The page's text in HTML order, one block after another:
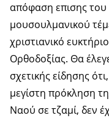
απόφαση επισης
μουσουλμανικού
χριστιανικό
Ορθοδοξίας. Θα
σχετικής είδησης
μεγίστη πρόκληση
Ναού σε τζαμί, δεν